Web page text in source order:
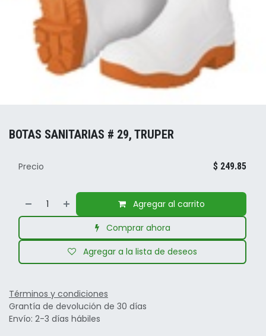
BOTAS SANITARIAS # 29, TRUPER
Agregar al carrito
Comprar ahora
Agregar a la lista de deseos
Precio $ 249.85
Términos y condiciones
Grantía de devolución de 30 días
Envío: 2-3 días hábiles